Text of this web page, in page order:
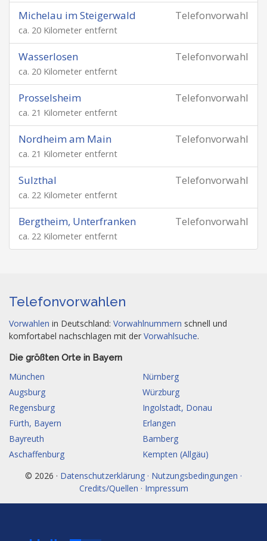
Telefonvorwahl
Michelau im Steigerwald
ca. 20 Kilometer entfernt
Telefonvorwahl
Wasserlosen
ca. 20 Kilometer entfernt
Telefonvorwahl
Prosselsheim
ca. 21 Kilometer entfernt
Telefonvorwahl
Nordheim am Main
ca. 21 Kilometer entfernt
Telefonvorwahl
Sulzthal
ca. 22 Kilometer entfernt
Telefonvorwahl
Bergtheim, Unterfranken
ca. 22 Kilometer entfernt
Telefonvorwahlen
Vorwahlen in Deutschland: Vorwahlnummern schnell und
komfortabel nachschlagen mit der Vorwahlsuche.
Die größten Orte in Bayern
München
Nürnberg
Augsburg
Würzburg
Regensburg
Ingolstadt, Donau
Fürth, Bayern
Erlangen
Bayreuth
Bamberg
Aschaffenburg
Kempten (Allgäu)
© 2026 · Datenschutzerklärung · Nutzungsbedingungen ·
Credits/Quellen · Impressum